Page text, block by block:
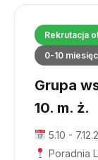
Rekrutacja
0-10
Grupa
10. m. ż.
5.10 -
Poradnia